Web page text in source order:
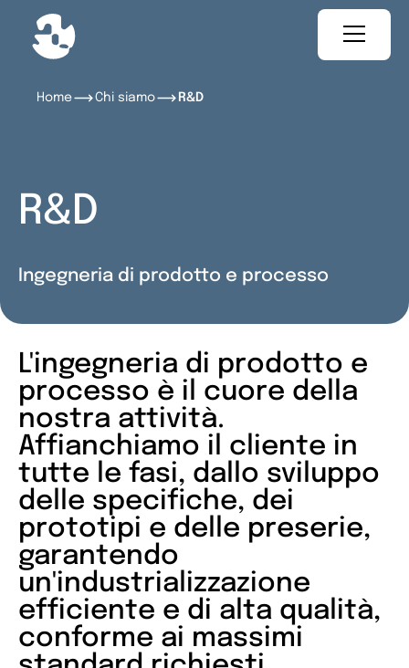
Home Chi siamo R&D
R&D
Ingegneria di prodotto e processo
L'ingegneria di prodotto e
processo è il cuore della
nostra attività.
Affianchiamo il cliente in
tutte le fasi, dallo sviluppo
delle specifiche, dei
prototipi e delle preserie,
garantendo
un'industrializzazione
efficiente e di alta qualità,
conforme ai massimi